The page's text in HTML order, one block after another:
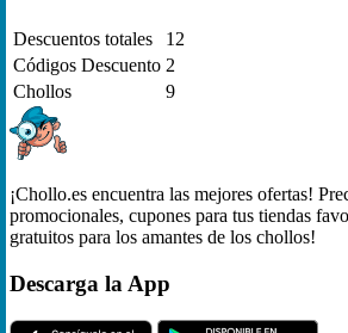
Descuentos totales
12
Códigos Descuento 2
Chollos
9
¡Chollo.es encuentra las mejores ofertas!
promocionales, cupones para tus tiendas
gratuitos para los amantes de los chollos!
Descarga la App